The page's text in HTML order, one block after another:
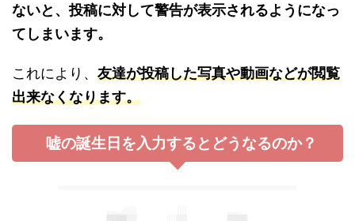
ないと、投稿に対して警告が表示されるようになっ
てしまいます。
これにより、 友達が投稿した写真や動画などが閲覧
出来なくなります。
嘘の誕生日を入力するとどうなるのか？